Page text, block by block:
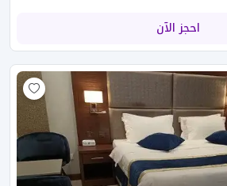
احجز الآن